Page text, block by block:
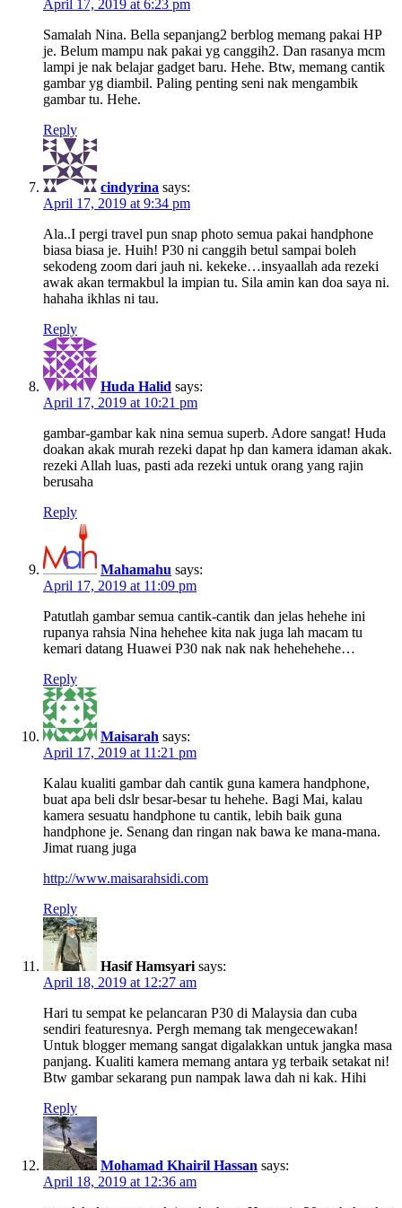
April 17, 2019 at 6:23 pm
Samalah Nina. Bella sepanjang2 berblog memang pakai HP
je. Belum mampu nak pakai yg canggih2. Dan rasanya mcm
lampi je nak belajar gadget baru. Hehe. Btw, memang cantik
gambar yg diambil. Paling penting seni nak mengambik
gambar tu. Hehe.
Reply
cindyrina says:
April 17, 2019 at 9:34 pm
Ala..I pergi travel pun snap photo semua pakai handphone
biasa biasa je. Huih! P30 ni canggih betul sampai boleh
sekodeng zoom dari jauh ni. kekeke…insyaallah ada rezeki
awak akan termakbul la impian tu. Sila amin kan doa saya ni.
hahaha ikhlas ni tau.
Reply
Huda Halid says:
April 17, 2019 at 10:21 pm
gambar-gambar kak nina semua superb. Adore sangat! Huda
doakan akak murah rezeki dapat hp dan kamera idaman akak.
rezeki Allah luas, pasti ada rezeki untuk orang yang rajin
berusaha
Reply
Mahamahu says:
April 17, 2019 at 11:09 pm
Patutlah gambar semua cantik-cantik dan jelas hehehe ini
rupanya rahsia Nina hehehee kita nak juga lah macam tu
kemari datang Huawei P30 nak nak nak hehehehehe…
Reply
Maisarah says:
April 17, 2019 at 11:21 pm
Kalau kualiti gambar dah cantik guna kamera handphone,
buat apa beli dslr besar-besar tu hehehe. Bagi Mai, kalau
kamera sesuatu handphone tu cantik, lebih baik guna
handphone je. Senang dan ringan nak bawa ke mana-mana.
Jimat ruang juga
http://www.maisarahsidi.com
Reply
Hasif Hamsyari says:
April 18, 2019 at 12:27 am
Hari tu sempat ke pelancaran P30 di Malaysia dan cuba
sendiri featuresnya. Pergh memang tak mengecewakan!
Untuk blogger memang sangat digalakkan untuk jangka masa
panjang. Kualiti kamera memang antara yg terbaik setakat ni!
Btw gambar sekarang pun nampak lawa dah ni kak. Hihi
Reply
Mohamad Khairil Hassan says:
April 18, 2019 at 12:36 am